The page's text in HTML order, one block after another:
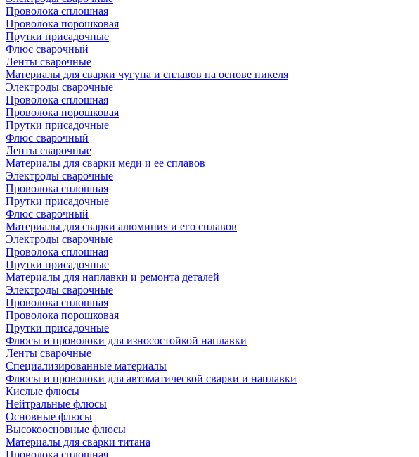
Проволока сплошная
Проволока порошковая
Прутки присадочные
Флюс сварочный
Ленты сварочные
Материалы для сварки чугуна и сплавов на основе никеля
Электроды сварочные
Проволока сплошная
Проволока порошковая
Прутки присадочные
Флюс сварочный
Ленты сварочные
Материалы для сварки меди и ее сплавов
Электроды сварочные
Проволока сплошная
Прутки присадочные
Флюс сварочный
Материалы для сварки алюминия и его сплавов
Электроды сварочные
Проволока сплошная
Прутки присадочные
Материалы для наплавки и ремонта деталей
Электроды сварочные
Проволока сплошная
Проволока порошковая
Прутки присадочные
Флюсы и проволоки для износостойкой наплавки
Ленты сварочные
Специализированные материалы
Флюсы и проволоки для автоматической сварки и наплавки
Кислые флюсы
Нейтральные флюсы
Основные флюсы
Высокоосновные флюсы
Материалы для сварки титана
Проволока сплошная